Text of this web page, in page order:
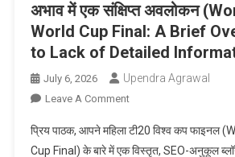
टीम
में?
अभाव में एक संक्षिप्त अवलोकन
World Cup Final: A Brief
to Lack of Detailed
July 6, 2026 Upendra Agrawal
Leave A CommentOn
टी20
विश्व
प्रिय पाठक, आपने महिला टी20 विश्व कप फाइनल
Cup Final) के बारे में एक विस्तृत, SEO-अनुकूल